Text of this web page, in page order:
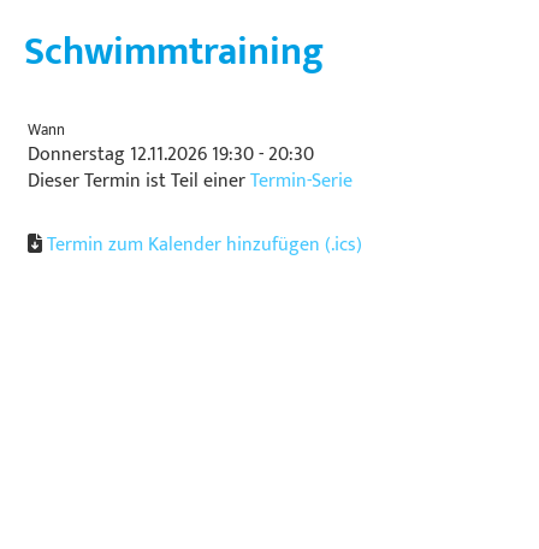
Schwimmtraining
Wann
Donnerstag 12.11.2026 19:30 - 20:30
Dieser Termin ist Teil einerTermin-Serie
Termin zum Kalender hinzufügen (.ics)